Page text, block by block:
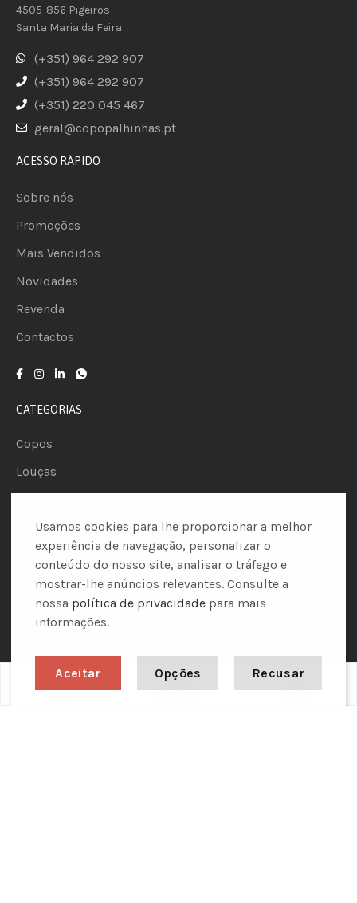
4505-856 Pigeiros
Santa Maria da Feira
(+351) 964 292 907
(+351) 964 292 907
(+351) 220 045 467
geral@copopalhinhas.pt
ACESSO RÁPIDO
Sobre nós
Promoções
Mais Vendidos
Novidades
Revenda
Contactos
CATEGORIAS
Copos
Louças
Palhinhas
Personalização
INFORMAÇÃO LEGAL
Personalização
Formas de Pagamento
Loja Favoritos Conta
Usamos cookies para lhe proporcionar a melhor
experiência de navegação, personalizar o
conteúdo do nosso site, analisar o tráfego e
mostrar-lhe anúncios relevantes. Consulte a
nossa política de privacidade para mais
informações.
Aceitar Opções Recusar